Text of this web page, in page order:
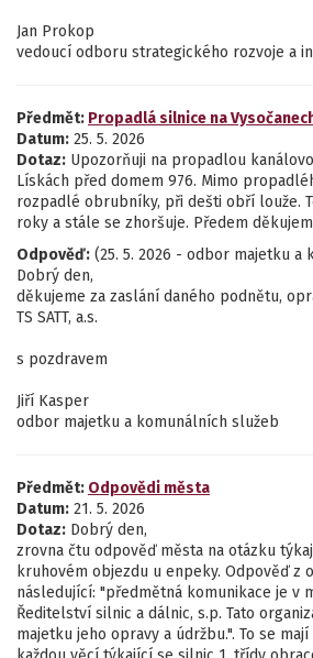
Jan Prokop
vedoucí odboru strategického rozvoje a
Předmět: Propadlá silnice na
Datum: 25. 5. 2026
Dotaz: Upozorňuji na propadlou
Lískách před domem 976. Mimo
rozpadlé obrubníky, při dešti obří louže.
roky a stále se zhoršuje. Předem
Odpověď: (25. 5. 2026 - odbor majetku a
Dobrý den,
děkujeme za zaslání daného podnětu,
TS SATT, a.s.
s pozdravem
Jiří Kasper
odbor majetku a komunálních služeb
Předmět: Odpovědi města
Datum: 21. 5. 2026
Dotaz: Dobrý den,
zrovna čtu odpověď města na otázku
kruhovém objezdu u enpeky. Odpověď z
následující: "předmětná komunikace je v
Ředitelství silnic a dálnic, s.p. Tato
majetku jeho opravy a údržbu.". To se